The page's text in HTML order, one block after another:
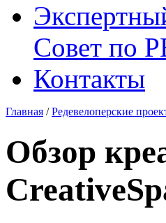
Совет по
Контакты
Главная /Редевелоперские
Обзор